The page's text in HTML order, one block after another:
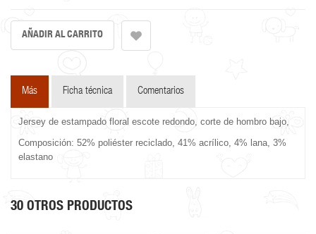
Más Ficha técnica Comentarios
Jersey de estampado floral escote redondo, corte de hombro bajo,
Composición: 52% poliéster reciclado, 41% acrílico, 4% lana, 3%
elastano
30 OTROS PRODUCTOS